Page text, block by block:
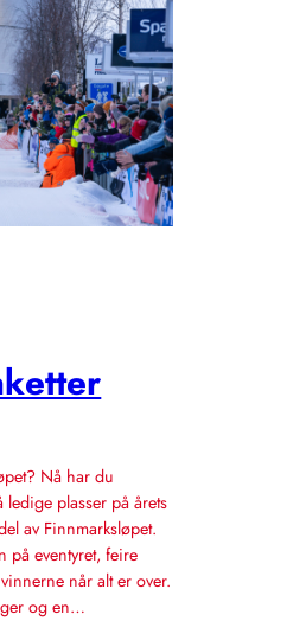
Nå har du
plasser på årets
av Finnmarksløpet.
på eventyret, feire
når alt er over.
og en…